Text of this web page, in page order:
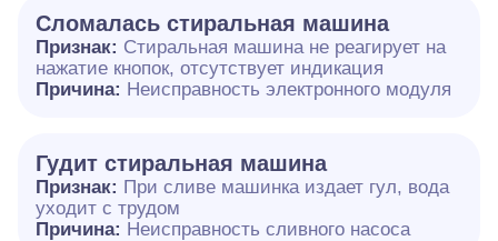
Сломалась стиральная машина
Признак: Стиральная машина не реагирует на
нажатие кнопок, отсутствует индикация
Причина: Неисправность электронного модуля
Гудит стиральная машина
Признак: При сливе машинка издает гул, вода
уходит с трудом
Причина: Неисправность сливного насоса